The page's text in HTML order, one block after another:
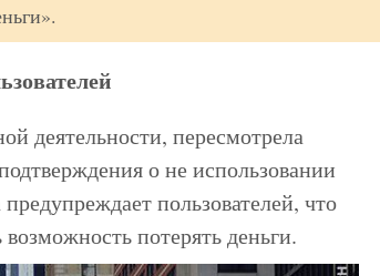
деятельности, пересмотрела
о не использовании
пользователей, что
потерять деньги.